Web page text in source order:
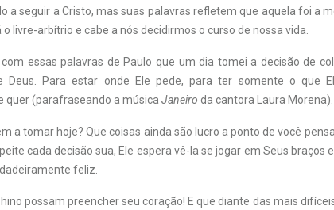
a seguir a Cristo, mas suas palavras refletem que aquela foi a
o livre-arbítrio e cabe a nós decidirmos o curso de nossa vida.
essas palavras de Paulo que um dia tomei a decisão de
Deus. Para estar onde Ele pede, para ter somente o que
quer (parafraseando a música Janeiro da cantora Laura Morena).
a tomar hoje? Que coisas ainda são lucro a ponto de você
cada decisão sua, Ele espera vê-la se jogar em Seus braços
feliz.
possam preencher seu coração! E que diante das mais